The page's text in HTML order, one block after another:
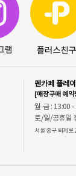
펜카페 플레
[매장구매 예
월-금 : 13:00 -
토/일/공휴일
서울 중구 퇴계